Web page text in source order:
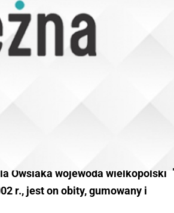
Owsiaka wojewoda wielkopolski
r., jest on obity, gumowany i